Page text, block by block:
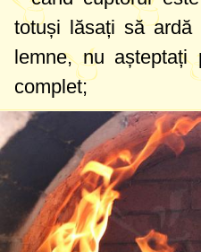
totuși lăsați să
lemne, nu așteptați
complet;